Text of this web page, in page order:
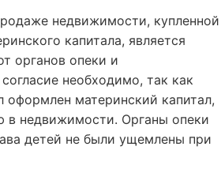
недвижимости, купленной
капитала, является
органов опеки и
необходимо, так как
оформлен материнский капитал,
в недвижимости. Органы опеки
детей не были ущемлены при